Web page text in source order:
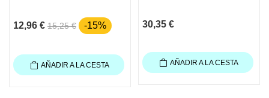
12,96 € 15,25 € -15%
AÑADIR A LA CESTA
30,35 €
AÑADIR A LA CESTA